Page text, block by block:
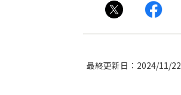
最終更新日：2024/11/22